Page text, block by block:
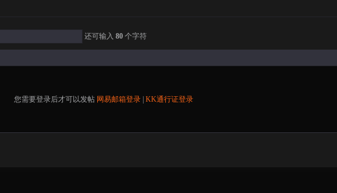
还可输入80 个字符
您需要登录后才可以发帖 网易邮箱登录 |KK通行证登录